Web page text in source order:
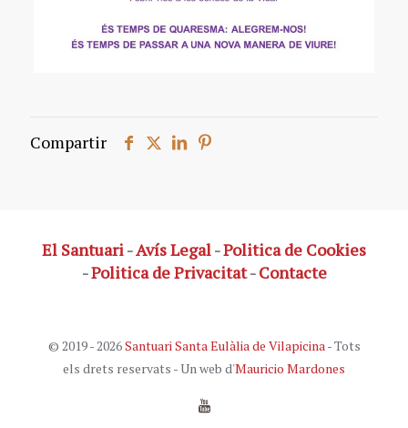
Compartir
El Santuari-Avís Legal-Politica de Cookies
-Politica de Privacitat-Contacte
© 2019 - 2026Santuari Santa Eulàlia de Vilapicina- Tots
els drets reservats - Un web d'Mauricio Mardones